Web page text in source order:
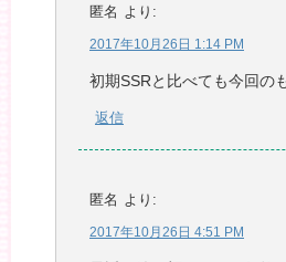
匿名 より:
2017年10月26日 1:14 PM
初期SSRと比べても今回の
返信
匿名 より:
2017年10月26日 4:51 PM